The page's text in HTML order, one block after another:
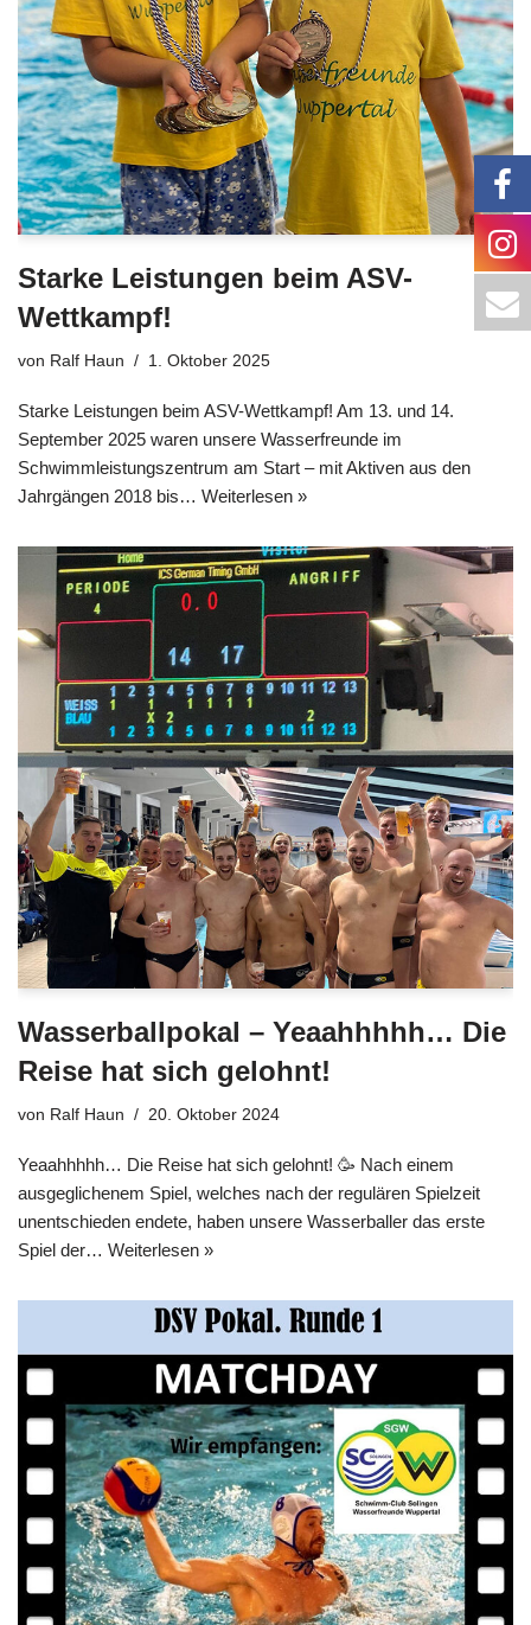
Starke Leistungen beim ASV-
Wettkampf!
von Ralf Haun 1. Oktober 2025
Starke Leistungen beim ASV-Wettkampf! Am 13. und 14.
September 2025 waren unsere Wasserfreunde im
Schwimmleistungszentrum am Start – mit Aktiven aus den
Jahrgängen 2018 bis… Weiterlesen »
Wasserballpokal – Yeaahhhhh… Die
Reise hat sich gelohnt!
von Ralf Haun 20. Oktober 2024
Yeaahhhhh… Die Reise hat sich gelohnt! 🥳 Nach einem
ausgeglichenem Spiel, welches nach der regulären Spielzeit
unentschieden endete, haben unsere Wasserballer das erste
Spiel der… Weiterlesen »